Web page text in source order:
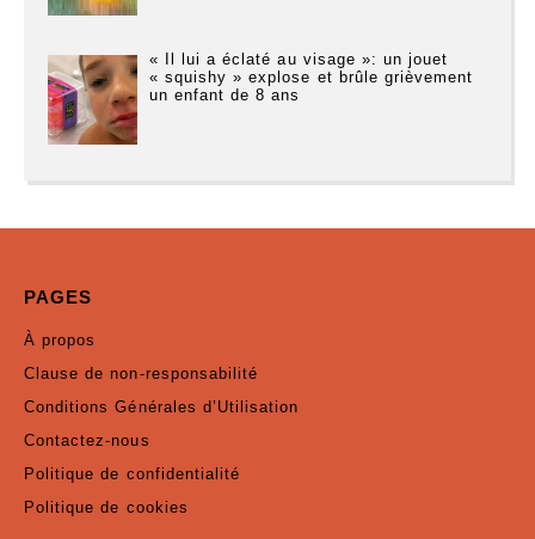
« Il lui a éclaté au visage »: un jouet
« squishy » explose et brûle grièvement
un enfant de 8 ans
PAGES
À propos
Clause de non-responsabilité
Conditions Générales d’Utilisation
Contactez-nous
Politique de confidentialité
Politique de cookies